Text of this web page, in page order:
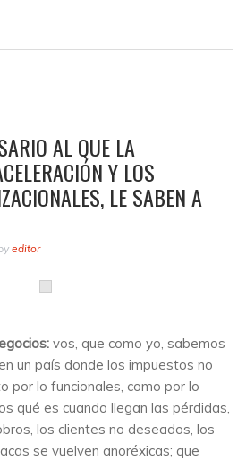
creativo, diferenciador, disruptivo, y
AL QUE LA
Y LOS
LE SABEN A
editor
vos, que como yo, sabemos
un país donde los impuestos no
por lo funcionales, como por lo
qué es cuando llegan las pérdidas,
los clientes no deseados, los
se vuelven anoréxicas; que